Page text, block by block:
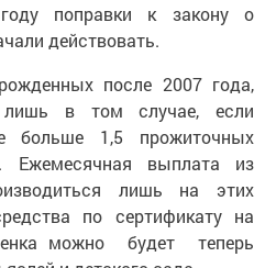
поправки к закону о
действовать.
после 2007 года,
лишь в том случае, если
больше 1,5 прожиточных
Ежемесячная выплата из
лишь на этих
по сертификату на
можно будет теперь